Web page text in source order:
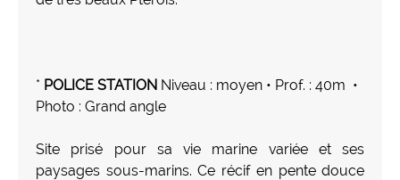
* POLICE STATION Niveau : moyen • Prof. : 40m •
Photo : Grand angle
Site prisé pour sa vie marine variée et ses
paysages sous-marins. Ce récif en pente douce